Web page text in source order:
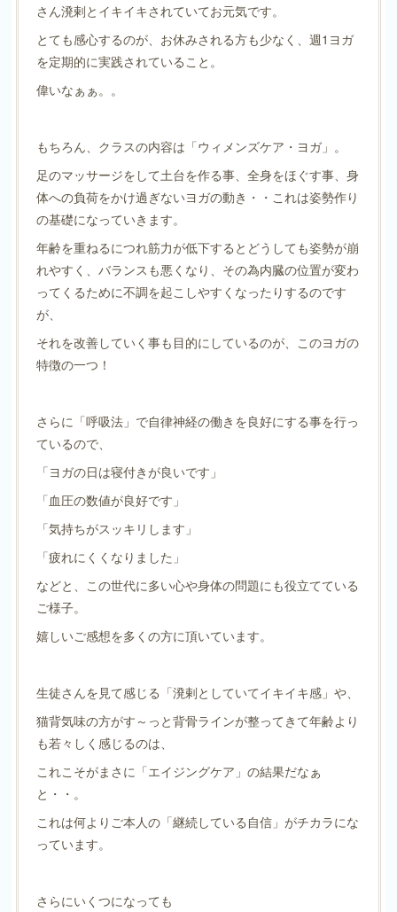
さん溌剌とイキイキされていてお元気です。
とても感心するのが、お休みされる方も少なく、週1ヨガ
を定期的に実践されていること。
偉いなぁぁ。。
もちろん、クラスの内容は「ウィメンズケア・ヨガ」。
足のマッサージをして土台を作る事、全身をほぐす事、身
体への負荷をかけ過ぎないヨガの動き・・これは姿勢作り
の基礎になっていきます。
年齢を重ねるにつれ筋力が低下するとどうしても姿勢が崩
れやすく、バランスも悪くなり、その為内臓の位置が変わ
ってくるために不調を起こしやすくなったりするのです
が、
それを改善していく事も目的にしているのが、このヨガの
特徴の一つ！
さらに「呼吸法」で自律神経の働きを良好にする事を行っ
ているので、
「ヨガの日は寝付きが良いです」
「血圧の数値が良好です」
「気持ちがスッキリします」
「疲れにくくなりました」
などと、この世代に多い心や身体の問題にも役立てている
ご様子。
嬉しいご感想を多くの方に頂いています。
生徒さんを見て感じる「溌剌としていてイキイキ感」や、
猫背気味の方がす～っと背骨ラインが整ってきて年齢より
も若々しく感じるのは、
これこそがまさに「エイジングケア」の結果だなぁ
と・・。
これは何よりご本人の「継続している自信」がチカラにな
っています。
さらにいくつになっても